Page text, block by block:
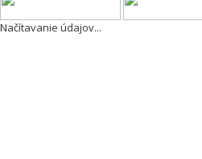
Načítavanie údajov...